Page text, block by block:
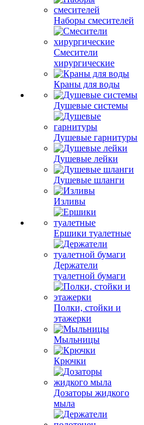
Наборы смесителей
Смесители
хирургические
Краны для воды
Душевые системы
Душевые гарнитуры
Душевые лейки
Душевые шланги
Изливы
Ершики туалетные
Держатели
туалетной бумаги
Полки, стойки и
этажерки
Мыльницы
Крючки
Дозаторы жидкого
мыла